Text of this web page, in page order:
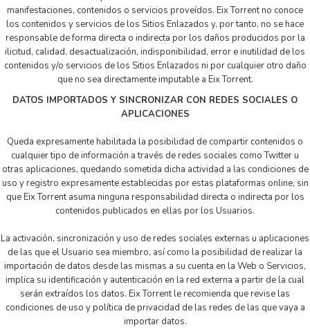
manifestaciones, contenidos o servicios proveídos. Eix Torrent no conoce
los contenidos y servicios de los Sitios Enlazados y, por tanto, no se hace
responsable de forma directa o indirecta por los daños producidos por la
ilicitud, calidad, desactualización, indisponibilidad, error e inutilidad de los
contenidos y/o servicios de los Sitios Enlazados ni por cualquier otro daño
que no sea directamente imputable a Eix Torrent.
DATOS IMPORTADOS Y SINCRONIZAR CON REDES SOCIALES O
APLICACIONES
Queda expresamente habilitada la posibilidad de compartir contenidos o
cualquier tipo de información a través de redes sociales como Twitter u
otras aplicaciones, quedando sometida dicha actividad a las condiciones de
uso y registro expresamente establecidas por estas plataformas online, sin
que Eix Torrent asuma ninguna responsabilidad directa o indirecta por los
contenidos publicados en ellas por los Usuarios.
La activación, sincronización y uso de redes sociales externas u aplicaciones
de las que el Usuario sea miembro, así como la posibilidad de realizar la
importación de datos desde las mismas a su cuenta en la Web o Servicios,
implica su identificación y autenticación en la red externa a partir de la cual
serán extraídos los datos. Eix Torrent le recomienda que revise las
condiciones de uso y política de privacidad de las redes de las que vaya a
importar datos.